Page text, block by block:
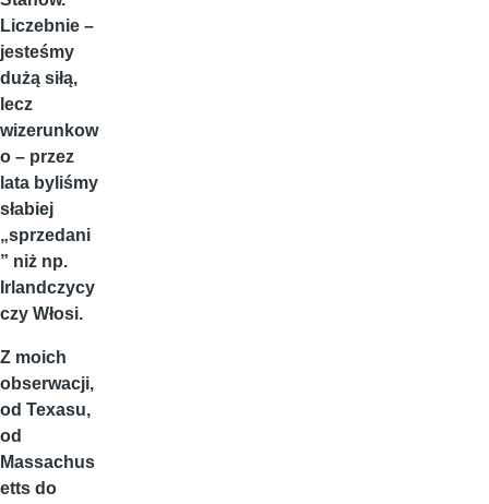
Liczebnie –
jesteśmy
dużą siłą,
lecz
wizerunkow
o – przez
lata byliśmy
słabiej
„sprzedani
” niż np.
Irlandczycy
czy Włosi.
Z moich
obserwacji,
od Texasu,
od
Massachus
etts do